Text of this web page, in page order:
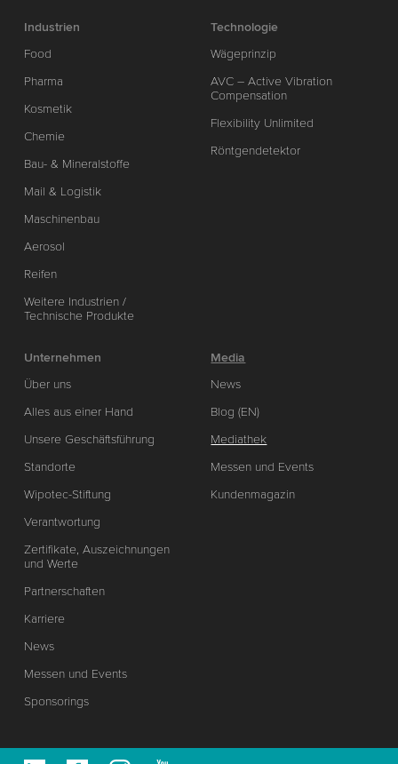
Industrien
Food
Pharma
Kosmetik
Chemie
Bau- & Mineralstoffe
Mail & Logistik
Maschinenbau
Aerosol
Reifen
Weitere Industrien /
Technische Produkte
Technologie
Wägeprinzip
AVC – Active Vibration
Compensation
Flexibility Unlimited
Röntgendetektor
Unternehmen
Über uns
Alles aus einer Hand
Unsere Geschäftsführung
Standorte
Wipotec-Stiftung
Verantwortung
Zertifikate, Auszeichnungen
und Werte
Partnerschaften
Karriere
News
Messen und Events
Sponsorings
Media
News
Blog (EN)
Mediathek
Messen und Events
Kundenmagazin